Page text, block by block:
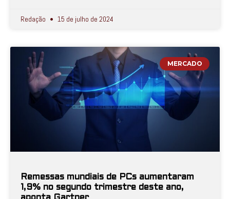
Redação 15 de julho de 2024
MERCADO
Remessas mundiais de PCs aumentaram
1,9% no segundo trimestre deste ano,